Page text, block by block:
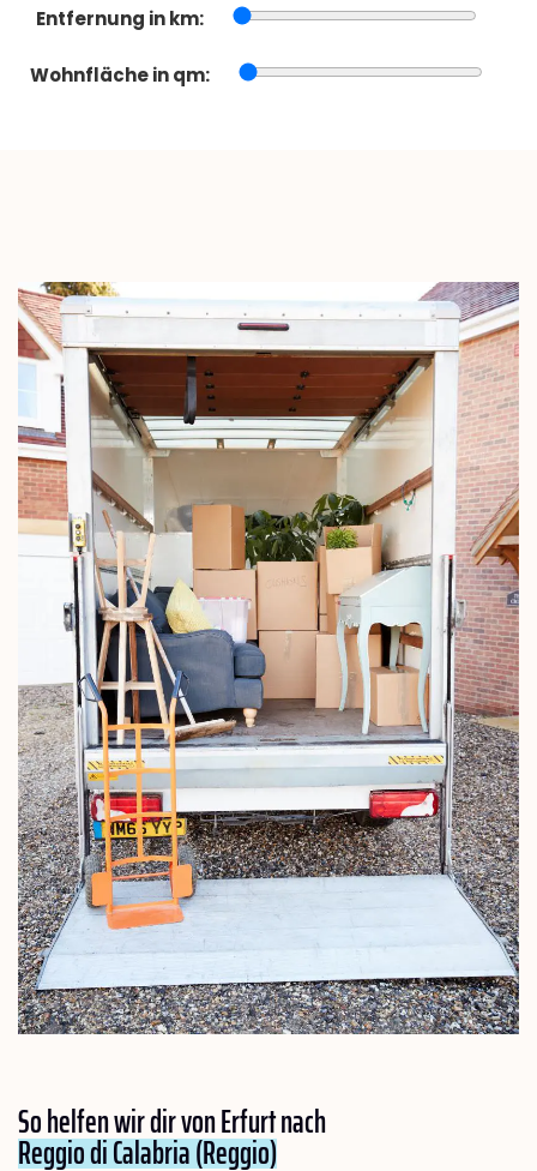
Entfernung in km:
Wohnfläche in qm:
So helfen wir dir von Erfurt nach
Reggio di Calabria (Reggio)